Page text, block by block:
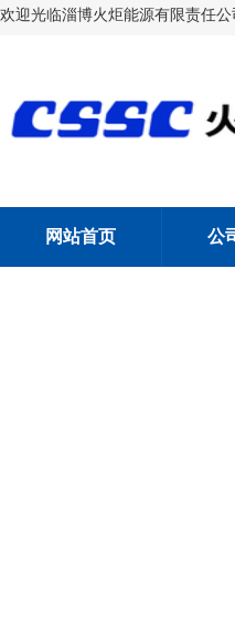
欢迎光临淄博火炬能源有限责任公
网站首页 公